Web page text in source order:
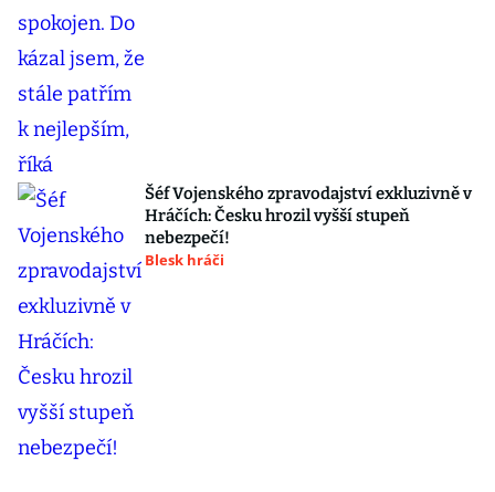
Šéf Vojenského zpravodajství exkluzivně v
Hráčích: Česku hrozil vyšší stupeň
nebezpečí!
Blesk hráči